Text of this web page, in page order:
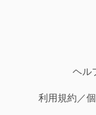
ヘル
利用規約／